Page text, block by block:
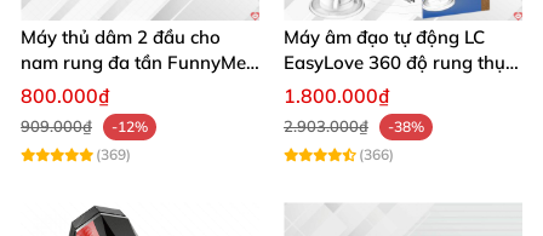
Máy thủ dâm 2 đầu cho
nam rung đa tần FunnyMee
Ngụy trang bóng Pokemon
800.000₫
909.000₫
-12%
(369)
Máy âm đạo tự động LC
EasyLove 360 độ rung thụt
đa chức năng sục mạnh
1.800.000₫
2.903.000₫
-38%
(366)